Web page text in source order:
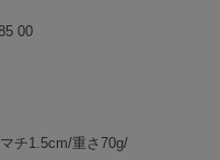
00
チ1.5cm/重さ70g/